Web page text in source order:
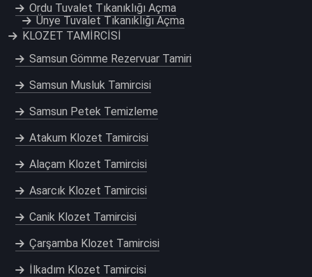
Ordu Tuvalet Tıkanıklığı Açma
Ünye Tuvalet Tıkanıklığı Açma
KLOZET TAMİRCİSİ
Samsun Gömme Rezervuar Tamiri
Samsun Musluk Tamircisi
Samsun Petek Temizleme
Atakum Klozet Tamircisi
Alaçam Klozet Tamircisi
Asarcık Klozet Tamircisi
Canik Klozet Tamircisi
Çarşamba Klozet Tamircisi
İlkadım Klozet Tamircisi